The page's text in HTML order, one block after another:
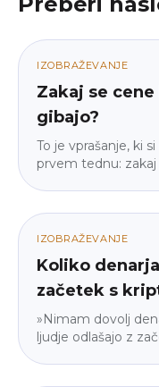
IZOBRAŽEVANJE
Zakaj se
gibajo?
To je vprašanje, ki
prvem tednu:
deluje več
razlaga, kako stroj v
IZOBRAŽEVANJE
Koliko
začetek s
»Nimam dovolj
ljudje odlašajo z